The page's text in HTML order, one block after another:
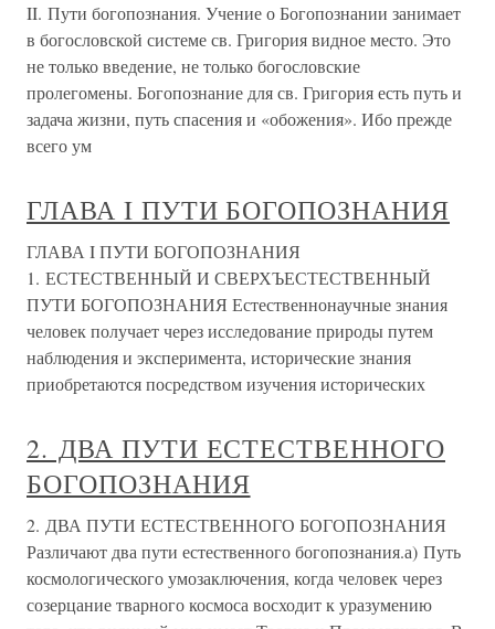
II. Пути богопознания. Учение о Богопознании занимает
в богословской системе св. Григория видное место. Это
не только введение, не только богословские
пролегомены. Богопознание для св. Григория есть путь и
задача жизни, путь спасения и «обожения». Ибо прежде
всего ум
ГЛАВА I ПУТИ БОГОПОЗНАНИЯ
ГЛАВА I ПУТИ БОГОПОЗНАНИЯ
1. ЕСТЕСТВЕННЫЙ И СВЕРХЪЕСТЕСТВЕННЫЙ
ПУТИ БОГОПОЗНАНИЯ Естественнонаучные знания
человек получает через исследование природы путем
наблюдения и эксперимента, исторические знания
приобретаются посредством изучения исторических
2. ДВА ПУТИ ЕСТЕСТВЕННОГО
БОГОПОЗНАНИЯ
2. ДВА ПУТИ ЕСТЕСТВЕННОГО БОГОПОЗНАНИЯ
Различают два пути естественного богопознания.а) Путь
космологического умозаключения, когда человек через
созерцание тварного космоса восходит к уразумению